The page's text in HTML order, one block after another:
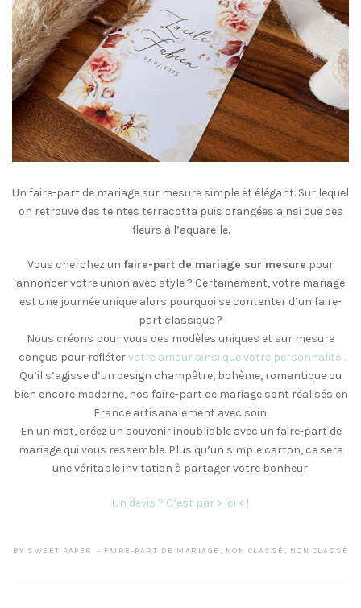
Un faire-part de mariage sur mesure simple et élégant. Sur lequel
on retrouve des teintes terracotta puis orangées ainsi que des
fleurs à l’aquarelle.
Vous cherchez un faire-part de mariage sur mesure pour
annoncer votre union avec style ? Certainement, votre mariage
est une journée unique alors pourquoi se contenter d’un faire-
part classique ?
Nous créons pour vous des modèles uniques et sur mesure
conçus pour reflétervotre amour ainsi que votre personnalité.
Qu’il s’agisse d’un design champêtre, bohème, romantique ou
bien encore moderne, nos faire-part de mariage sont réalisés en
France artisanalement avec soin.
En un mot, créez un souvenir inoubliable avec un faire-part de
mariage qui vous ressemble. Plus qu’un simple carton, ce sera
une véritable invitation à partager votre bonheur.
Un devis ? C’est par > ici < !
BY SWEET PAPER FAIRE-PART DE MARIAGE , NON CLASSÉ , NON CLASSÉ